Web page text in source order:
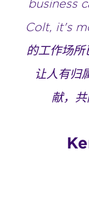
business
Colt, it's
的工作场
让人有归
献，